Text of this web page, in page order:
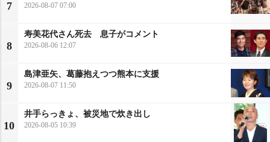
7 2026-08-07 07:00
8
寿美花代さん死去 息子がコメント
2026-08-06 12:07
9
島津亜矢、葛藤抱えつつ熊本に支援
2026-08-07 11:50
10
井手らっきょ、被災地で炊き出し
2026-08-05 10:39